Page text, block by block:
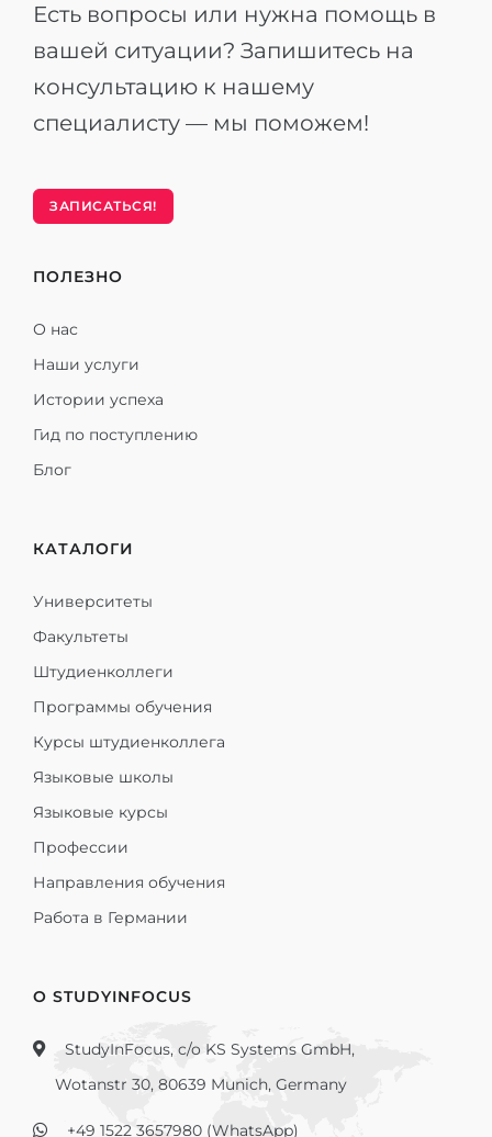
Есть вопросы или нужна помощь в
вашей ситуации? Запишитесь на
консультацию к нашему
специалисту — мы поможем!
ЗАПИСАТЬСЯ!
ПОЛЕЗНО
О нас
Наши услуги
Истории успеха
Гид по поступлению
Блог
КАТАЛОГИ
Университеты
Факультеты
Штудиенколлеги
Программы обучения
Курсы штудиенколлега
Языковые школы
Языковые курсы
Профессии
Направления обучения
Работа в Германии
О STUDYINFOCUS
StudyInFocus, c/o KS Systems GmbH,
Wotanstr 30, 80639 Munich, Germany
+49 1522 3657980 (WhatsApp)